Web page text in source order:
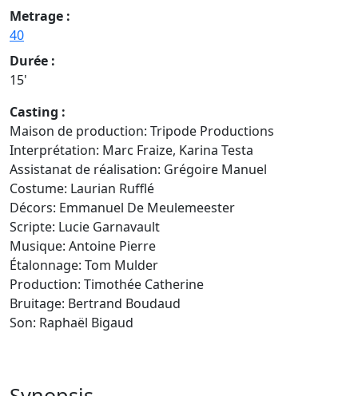
Metrage :
40
Durée :
15'
Casting :
Maison de production: Tripode Productions
Interprétation: Marc Fraize, Karina Testa
Assistanat de réalisation: Grégoire Manuel
Costume: Laurian Rufflé
Décors: Emmanuel De Meulemeester
Scripte: Lucie Garnavault
Musique: Antoine Pierre
Étalonnage: Tom Mulder
Production: Timothée Catherine
Bruitage: Bertrand Boudaud
Son: Raphaël Bigaud